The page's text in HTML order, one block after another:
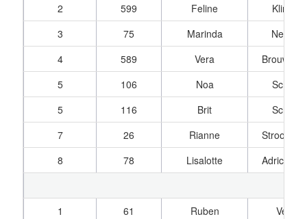
2
599 Feline
Klink,
3
75 Marinda
4
589 Vera
Brouw,
5
106 Noa
5
116 Brit
7
26 Rianne
8
78 Lisalotte
1 61 Ruben